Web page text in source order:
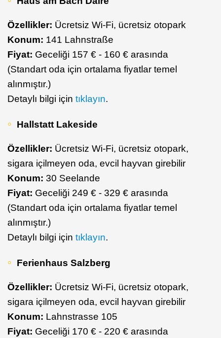
Özellikler: Ücretsiz Wi-Fi, ücretsiz otopark
Konum: 141 Lahnstraße
Fiyat: Geceliği 157 € - 160 € arasında
(Standart oda için ortalama fiyatlar temel
alınmıştır.)
Detaylı bilgi için tıklayın.
Hallstatt Lakeside
Özellikler: Ücretsiz Wi-Fi, ücretsiz otopark,
sigara içilmeyen oda, evcil hayvan girebilir
Konum: 30 Seelande
Fiyat: Geceliği 249 € - 329 € arasında
(Standart oda için ortalama fiyatlar temel
alınmıştır.)
Detaylı bilgi için tıklayın.
Ferienhaus Salzberg
Özellikler: Ücretsiz Wi-Fi, ücretsiz otopark,
sigara içilmeyen oda, evcil hayvan girebilir
Konum: Lahnstrasse 105
Fiyat: Geceliği 170 € - 220 € arasında